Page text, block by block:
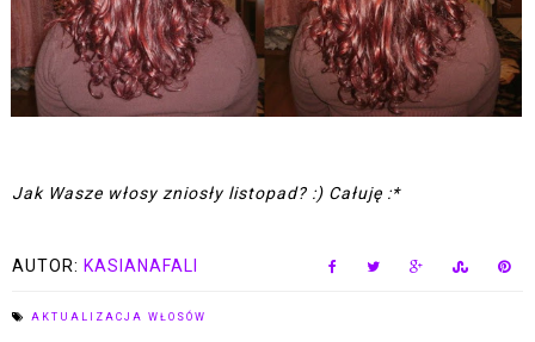
Jak Wasze włosy zniosły listopad? :) Całuję :*
AUTOR: KASIANAFALI
AKTUALIZACJA WŁOSÓW